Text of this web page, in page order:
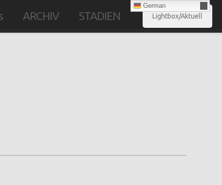
ARCHIV STADIEN
German
Lightbox/Aktuell